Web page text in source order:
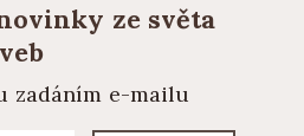
ze světa
zadáním e-mailu